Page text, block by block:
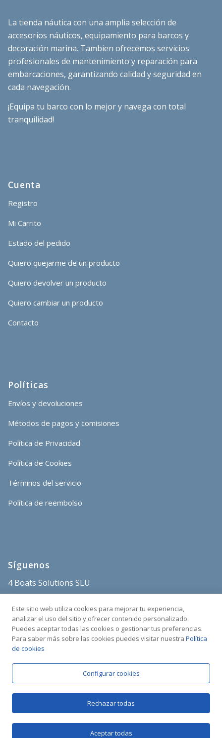
La tienda náutica con una amplia selección de
accesorios náuticos, equipamiento para barcos y
decoración marina. Tambien ofrecemos servicios
profesionales de mantenimiento y reparación para
embarcaciones, garantizando calidad y seguridad en
cada navegación.
¡Equipa tu barco con lo mejor y navega con total
tranquilidad!
Cuenta
Registro
Mi Carrito
Estado del pedido
Quiero quejarme de un producto
Quiero devolver un producto
Quiero cambiar un producto
Contacto
Políticas
Envíos y devoluciones
Métodos de pagos y comisiones
Política de Privacidad
Política de Cookies
Términos del servicio
Política de reembolso
Síguenos
4 Boats Solutions SLU
+34 682 515 671
Sant Carles Marina
C/Poble Nou s/n
43540 La Ràpita
Copyright © 2025 4BOATS | Todos los derechos reservados
Este sitio web utiliza cookies para mejorar tu experiencia,
analizar el uso del sitio y ofrecer contenido personalizado.
Puedes aceptar todas las cookies o gestionar tus preferencias.
Para saber más sobre las cookies puedes visitar nuestra Política
de cookies
Configurar cookies
Rechazar todas
Aceptar todas